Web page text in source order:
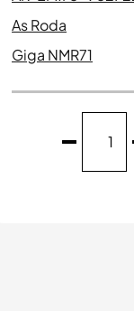
As Roda
Giga NMR71
As
Isuzu